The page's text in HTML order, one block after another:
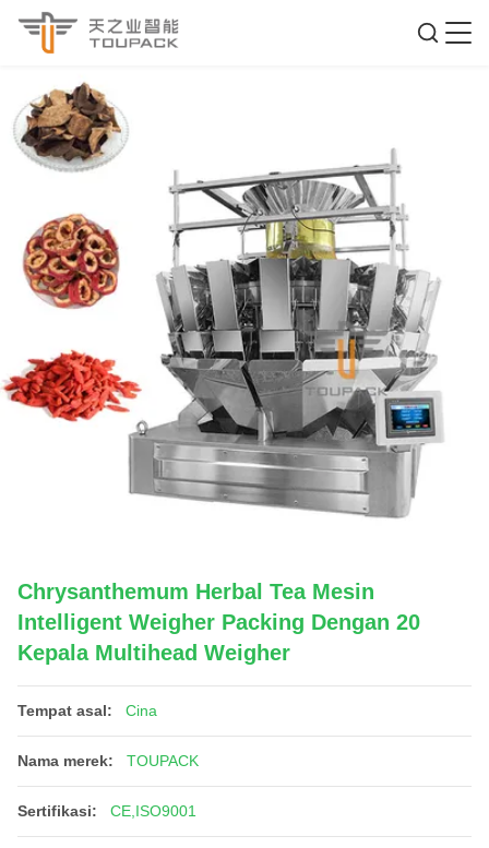
Chrysanthemum Herbal Tea Mesin
Intelligent Weigher Packing Dengan 20
Kepala Multihead Weigher
Tempat asal: Cina
Nama merek: TOUPACK
Sertifikasi: CE,ISO9001